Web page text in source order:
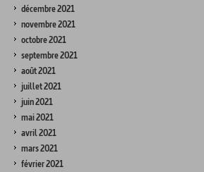
décembre 2021
novembre 2021
octobre 2021
septembre 2021
août 2021
juillet 2021
juin 2021
mai 2021
avril 2021
mars 2021
février 2021